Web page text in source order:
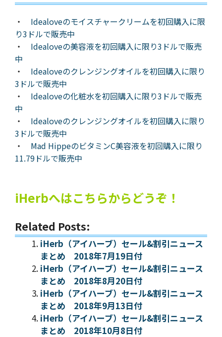
・ Idealoveのモイスチャークリームを初回購入に限
り3ドルで販売中
・ Idealoveの美容液を初回購入に限り3ドルで販売
中
・ Idealoveのクレンジングオイルを初回購入に限り
3ドルで販売中
・ Idealoveの化粧水を初回購入に限り3ドルで販売
中
・ Idealoveのクレンジングオイルを初回購入に限り
3ドルで販売中
・ Mad HippeのビタミンC美容液を初回購入に限り
11.79ドルで販売中
iHerbへはこちらからどうぞ！
Related Posts:
iHerb（アイハーブ）セール&割引ニュース
まとめ 2018年7月19日付
iHerb（アイハーブ）セール&割引ニュース
まとめ 2018年8月20日付
iHerb（アイハーブ）セール&割引ニュース
まとめ 2018年9月13日付
iHerb（アイハーブ）セール&割引ニュース
まとめ 2018年10月8日付